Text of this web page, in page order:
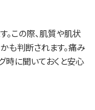
この際、肌質や肌状
も判断されます。痛み
時に聞いておくと安心